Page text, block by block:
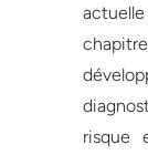
risque